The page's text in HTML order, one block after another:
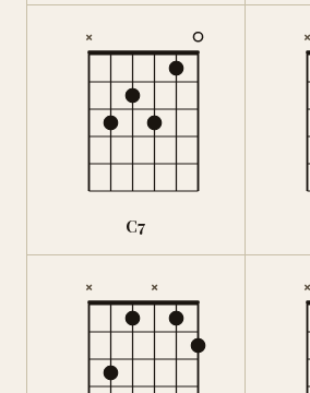
×
C7
×
× × ×